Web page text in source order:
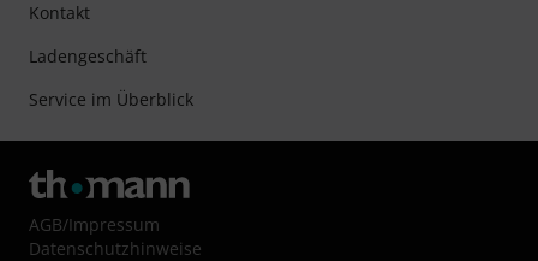
Kontakt
Ladengeschäft
Service im Überblick
AGB/Impressum
Datenschutzhinweise